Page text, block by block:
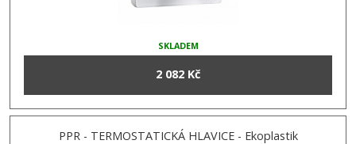
SKLADEM
2 082 Kč
PPR - TERMOSTATICKÁ HLAVICE - Ekoplastik